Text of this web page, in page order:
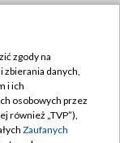
zgody na
zbierania danych,
i ich
osobowych przez
również „TVP”),
Zaufanych